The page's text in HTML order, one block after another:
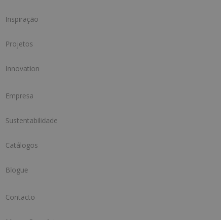
Inspiração
Projetos
Innovation
Empresa
Sustentabilidade
Catálogos
Blogue
Contacto